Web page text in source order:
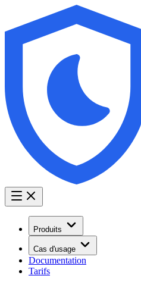
Produits
Cas d'usage
Documentation
Tarifs